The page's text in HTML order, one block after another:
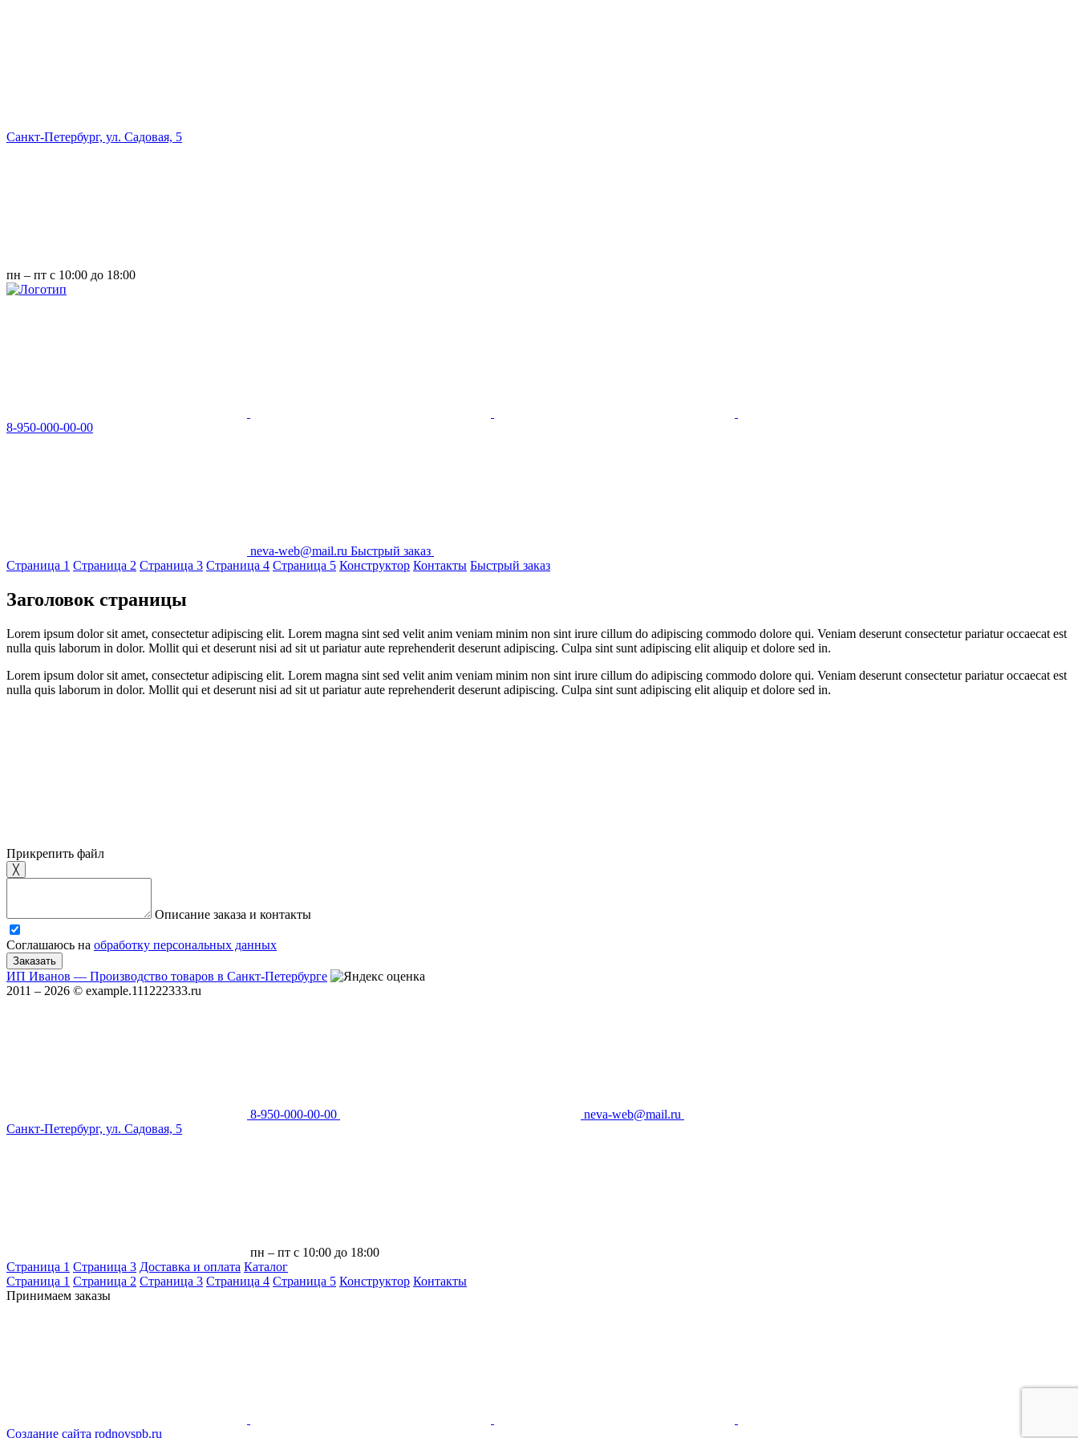
Санкт-Петербург, ул. Садовая, 5
пн – пт с 10:00 до 18:00
8-950-000-00-00
neva-web@mail.ru Быстрый заказ
Страница 1 Страница 2 Страница 3 Страница 4 Страница 5 Конструктор Контакты Быстрый заказ
Заголовок страницы
Lorem ipsum dolor sit amet, consectetur adipiscing elit. Lorem magna sint sed velit anim veniam minim non sint irure cillum do adipiscing commodo dolore qui. Veniam deserunt consectetur pariatur occaecat est
nulla quis laborum in dolor. Mollit qui et deserunt nisi ad sit ut pariatur aute reprehenderit deserunt adipiscing. Culpa sint sunt adipiscing elit aliquip et dolore sed in.
Lorem ipsum dolor sit amet, consectetur adipiscing elit. Lorem magna sint sed velit anim veniam minim non sint irure cillum do adipiscing commodo dolore qui. Veniam deserunt consectetur pariatur occaecat est
nulla quis laborum in dolor. Mollit qui et deserunt nisi ad sit ut pariatur aute reprehenderit deserunt adipiscing. Culpa sint sunt adipiscing elit aliquip et dolore sed in.
Прикрепить файл
╳
Описание заказа и контакты
Соглашаюсь на обработку персональных данных
Заказать
ИП Иванов — Производство товаров в Санкт-Петербурге
2011 – 2026 © example.111222333.ru
8-950-000-00-00
neva-web@mail.ru
Санкт-Петербург, ул. Садовая, 5
пн – пт с 10:00 до 18:00
Страница 1 Страница 3 Доставка и оплата Каталог
Страница 1 Страница 2 Страница 3 Страница 4 Страница 5 Конструктор Контакты
Принимаем заказы
Создание сайта rodnovspb.ru